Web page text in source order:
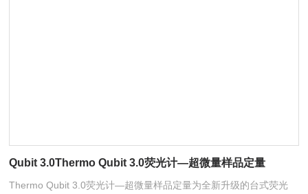
Qubit 3.0Thermo Qubit 3.0荧光计—超微量样品定量
Thermo Qubit 3.0荧光计—超微量样品定量为全新升级的台式荧光